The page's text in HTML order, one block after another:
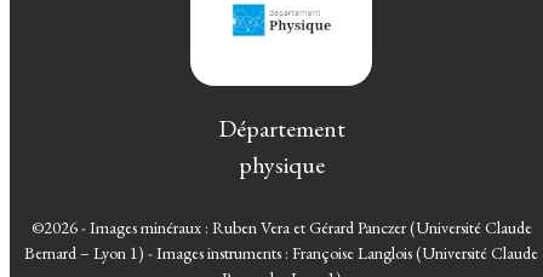
Département
physique
©2026 - Images minéraux : Ruben Vera et Gérard Panczer (Université Claude
Bernard – Lyon 1) - Images instruments : Françoise Langlois (Université Claude